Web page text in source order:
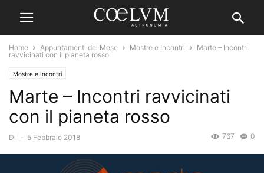
Home Appuntamenti del Mese Mostre e Incontri
Marte – Incontri
ravvicinati con il pianeta rosso
Mostre e Incontri
Marte – Incontri ravvicinati
con il pianeta rosso
Di - 5 Febbraio 2018 0
767